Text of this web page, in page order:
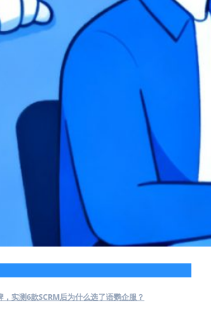
实测6款SCRM后为什么选了语鹦企服？